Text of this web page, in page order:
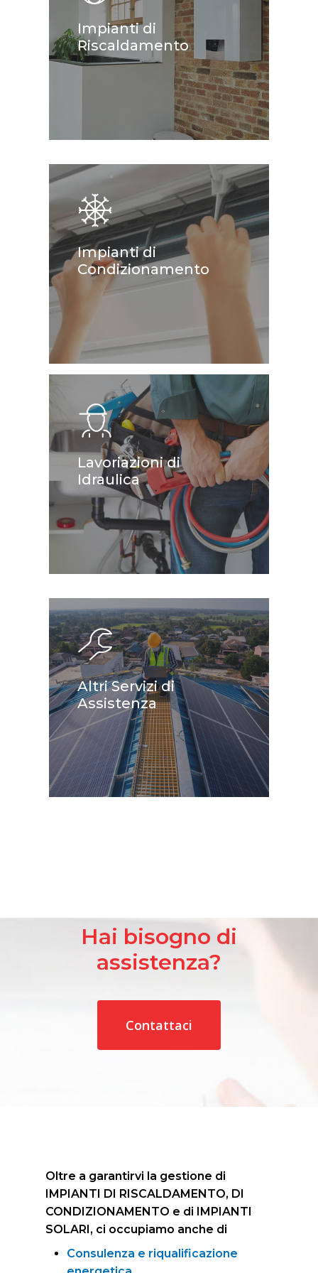
Impianti di
Riscaldamento
Impianti di
Condizionamento
Learn
Lavoriazioni di
Idraulica
Learn
more
Altri Servizi di
Assistenza
Learn
more
Hai bisogno di
assistenza?
Contattaci
Oltre a garantirvi la gestione di
IMPIANTI DI RISCALDAMENTO, DI
CONDIZIONAMENTO e di IMPIANTI
SOLARI, ci occupiamo anche di
Consulenza e riqualificazione